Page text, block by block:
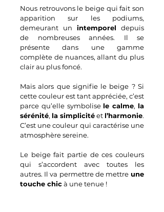
Nous retrouvons le beige qui fait son
apparition sur les podiums,
demeurant un intemporel depuis
de nombreuses années. Il se
présente dans une gamme
complète de nuances, allant du plus
clair au plus foncé.
Mais alors que signifie le beige ? Si
cette couleur est tant appréciée, c’est
parce qu’elle symbolise le calme, la
sérénité, la simplicité et l’harmonie.
C’est une couleur qui caractérise une
atmosphère sereine.
Le beige fait partie de ces couleurs
qui s’accordent avec toutes les
autres. Il va permettre de mettre une
touche chic à une tenue !